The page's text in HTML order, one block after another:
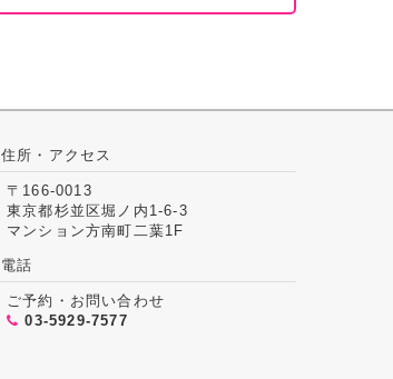
住所・アクセス
〒166-0013
東京都杉並区堀ノ内1-6-3
マンション方南町二葉1F
電話
ご予約・お問い合わせ
03-5929-7577